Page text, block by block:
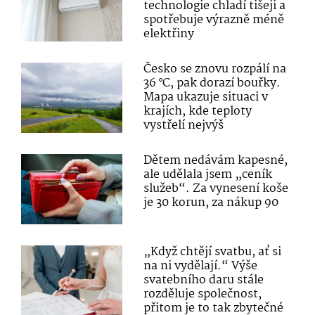
technologie chladí tišeji a
spotřebuje výrazně méně
elektřiny
Česko se znovu rozpálí na
36 °C, pak dorazí bouřky.
Mapa ukazuje situaci v
krajích, kde teploty
vystřelí nejvýš
Dětem nedávám kapesné,
ale udělala jsem „ceník
služeb“. Za vynesení koše
je 30 korun, za nákup 90
„Když chtějí svatbu, ať si
na ni vydělají.“ Výše
svatebního daru stále
rozděluje společnost,
přitom je to tak zbytečné